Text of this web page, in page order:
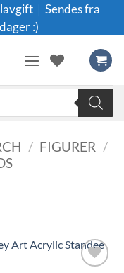
｜Sendes fra
:)
/ FIGURER /